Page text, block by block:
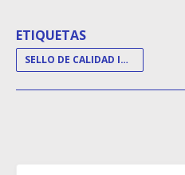
ETIQUETAS
SELLO DE CALIDAD INMOBILIARIA FOTOCASA